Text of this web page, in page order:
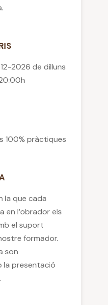
2026 de dilluns
100% pràctiques
la que cada
en l’obrador els
el suport
formador.
son
la presentació